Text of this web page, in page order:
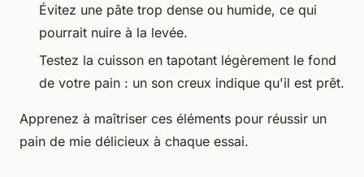
Évitez une pâte trop dense ou humide, ce qui
pourrait nuire à la levée.
Testez la cuisson en tapotant légèrement le fond
de votre pain : un son creux indique qu'il est prêt.
Apprenez à maîtriser ces éléments pour réussir un
pain de mie délicieux à chaque essai.